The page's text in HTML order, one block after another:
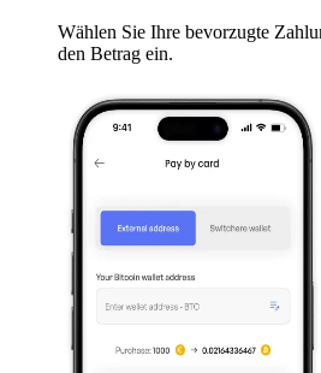
Wählen Sie Ihre bevorzugte
den Betrag ein.